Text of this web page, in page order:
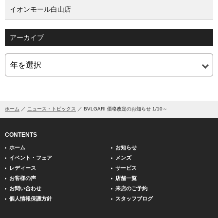
イオンモール白山店
アーカイブ
ホーム ニュース・トピックス BVLGARI 価格改定のお知らせ 1/10～
CONTENTS
ホーム
お知らせ
イベント・フェア
メンズ
レディース
サービス
お客様の声
店舗一覧
お問い合わせ
来店のご予約
個人情報保護方針
スタッフブログ